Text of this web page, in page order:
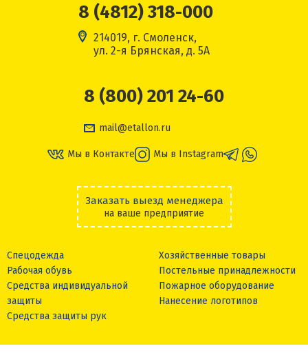
8 (4812) 318-000
214019, г. Смоленск,
ул. 2-я Брянская, д. 5А
8 (800) 201 24-60
mail@etallon.ru
Мы в Контакте Мы в Instagram
Заказать выезд менеджера
на ваше предприятие
Спецодежда
Рабочая обувь
Средства индивидуальной
защиты
Средства защиты рук
Хозяйственные товары
Постельные принадлежности
Пожарное оборудование
Нанесение логотипов